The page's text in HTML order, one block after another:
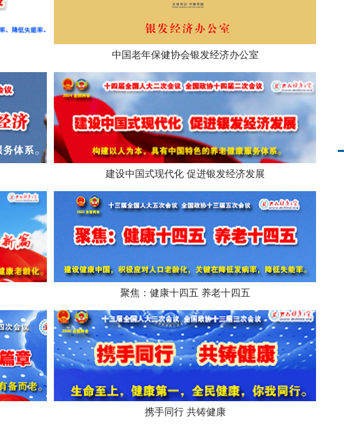
中国老年保健协会银发经济办公室
建设中国式现代化 促进银发经济发展
聚焦：健康十四五 养老十四五
携手同行 共铸健康